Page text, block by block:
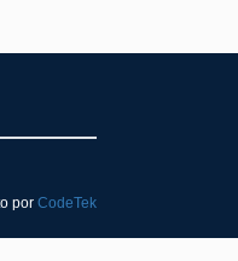
por CodeTek